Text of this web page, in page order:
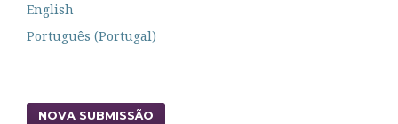
English
Português (Portugal)
NOVA SUBMISSÃO